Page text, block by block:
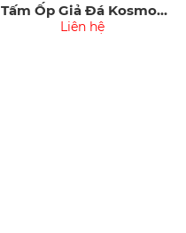
Tấm Ốp Giả Đá Kosmos
PVC3016
Liên hệ